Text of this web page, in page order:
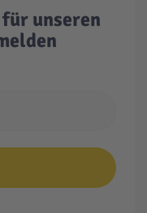
unseren